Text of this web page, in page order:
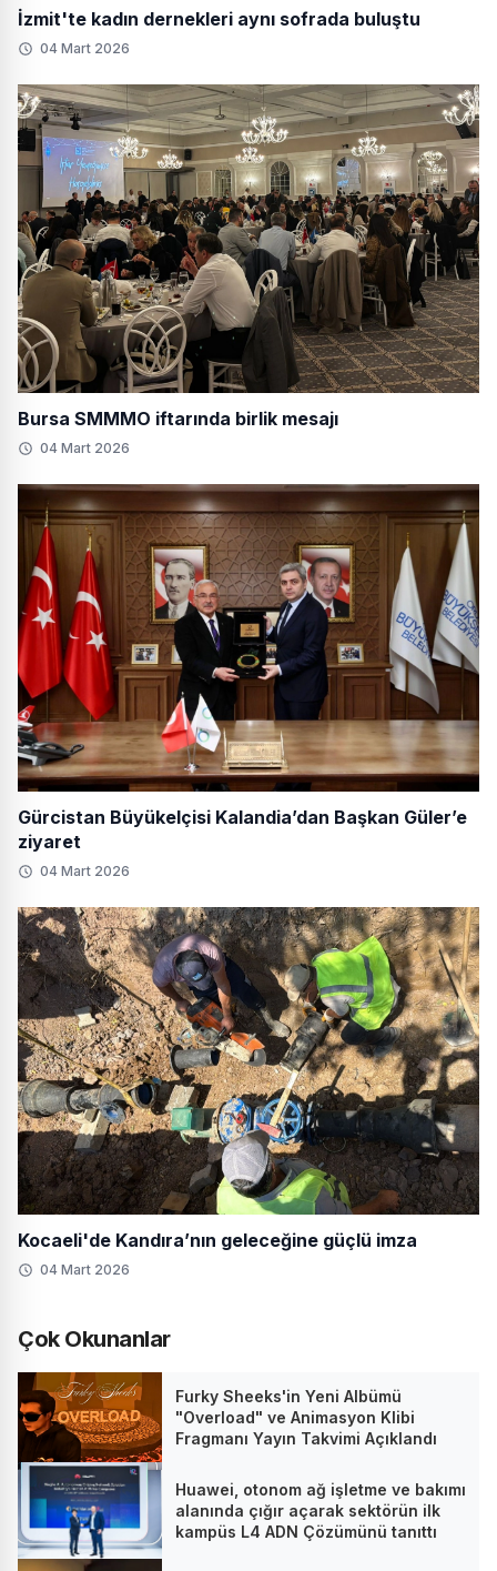
İzmit'te kadın dernekleri aynı sofrada buluştu
04 Mart 2026
Bursa SMMMO iftarında birlik mesajı
04 Mart 2026
Gürcistan Büyükelçisi Kalandia’dan Başkan Güler’e
ziyaret
04 Mart 2026
Kocaeli'de Kandıra’nın geleceğine güçlü imza
04 Mart 2026
Çok Okunanlar
Furky Sheeks'in Yeni Albümü
"Overload" ve Animasyon Klibi
Fragmanı Yayın Takvimi Açıklandı
Huawei, otonom ağ işletme ve bakımı
alanında çığır açarak sektörün ilk
kampüs L4 ADN Çözümünü tanıttı